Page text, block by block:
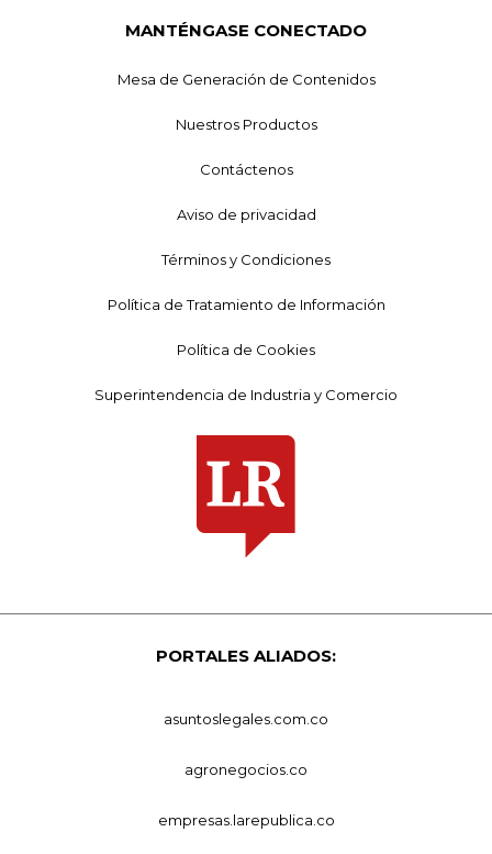
MANTÉNGASE CONECTADO
Mesa de Generación de Contenidos
Nuestros Productos
Contáctenos
Aviso de privacidad
Términos y Condiciones
Política de Tratamiento de Información
Política de Cookies
Superintendencia de Industria y Comercio
PORTALES ALIADOS:
asuntoslegales.com.co
agronegocios.co
empresas.larepublica.co